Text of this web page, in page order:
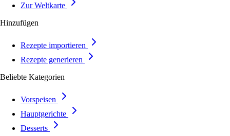
Zur Weltkarte
Hinzufügen
Rezepte importieren
Rezepte generieren
Beliebte Kategorien
Vorspeisen
Hauptgerichte
Desserts